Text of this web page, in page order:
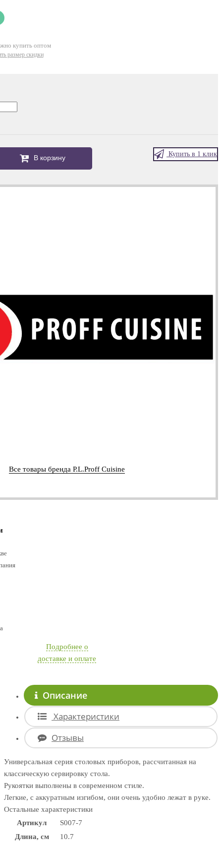
купить оптом
размер скидки
В корзину Купить в 1 клик
Все товары бренда P.L.Proff Cuisine
Подробнее о
доставке и оплате
Описание
Характеристики
Отзывы
Универсальная серия столовых приборов, рассчитанная на
классическую сервировку стола.
Рукоятки выполнены в современном стиле.
Легкие, с аккуратным изгибом, они очень удобно лежат в руке.
Остальные характеристики
Артикул
S007-7
Длина, см
10.7